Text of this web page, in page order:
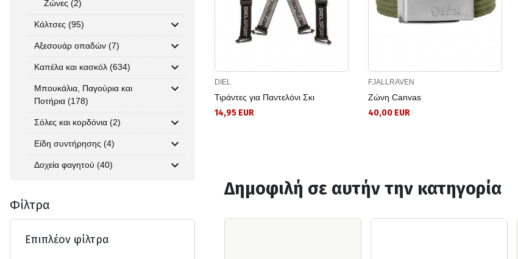
Ζώνες (2)
Κάλτσες (95)
Αξεσουάρ οπαδών (7)
Καπέλα και κασκόλ (634)
Μπουκάλια, Παγούρια και
Ποτήρια (178)
Σόλες και κορδόνια (2)
Είδη συντήρησης (4)
Δοχεία φαγητού (40)
Φίλτρα
Επιπλέον φίλτρα
DIEL
Τιράντες για Παντελόνι Σκι
14,95 EUR
FJALLRAVEN
Ζώνη Canvas
40,00 EUR
Δημοφιλή σε αυτήν την κατηγορία